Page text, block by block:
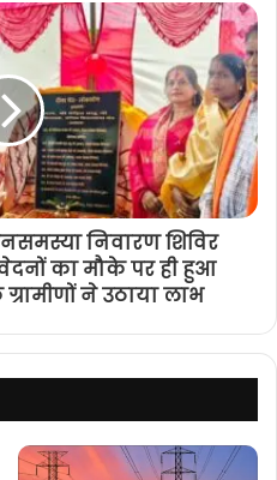
निवारण शिविर
का मौके पर ही हुआ
ने उठाया लाभ